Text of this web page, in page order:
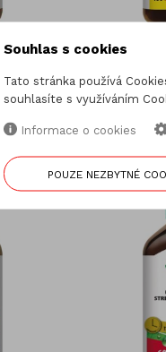
tbl.
Jamieson
Souhlas s cookies
Tato stránka používá
souhlasíte s využíváním
Informace o cookies
POUZE NEZBYTNÉ